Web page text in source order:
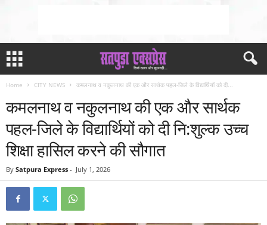
Home CITY NEWS कमलनाथ व नकुलनाथ की एक और सार्थक पहल-जिले के विद्यार्थियों को दी...
कमलनाथ व नकुलनाथ की एक और सार्थक
पहल-जिले के विद्यार्थियों को दी नि:शुल्क उच्च
शिक्षा हासिल करने की सौगात
By Satpura Express - July 1, 2026